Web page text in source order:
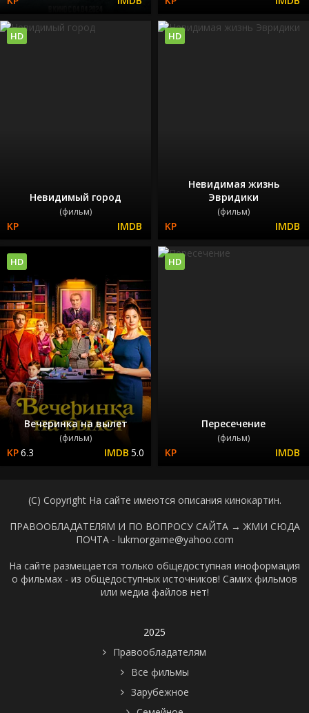
Невидимый город
(фильм)
HD
Невидимая жизнь
Эвридики
(фильм)
HD
Вечеринка на вылет
(фильм)
6.3 5.0
HD
Пересечение
(фильм)
HD
(C) Copyright На сайте имеются описания кинокартин.
ПРАВООБЛАДАТЕЛЯМ И ПО ВОПРОСУ САЙТА → ЖМИ СЮДА
ПОЧТА - lukmorgame@yahoo.com
На сайте размещается только общедоступная иноформация
о фильмах - из общедоступных источников! Самих фильмов
или медиа файлов нет!
2025
Правообладателям
Все фильмы
Зарубежное